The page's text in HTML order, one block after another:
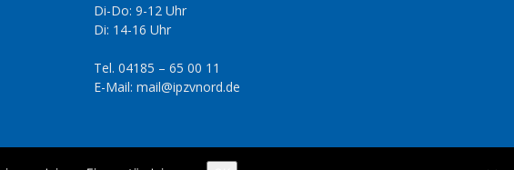
Di-Do: 9-12 Uhr
Di: 14-16 Uhr
Tel. 04185 – 65 00 11
E-Mail: mail@ipzvnord.de